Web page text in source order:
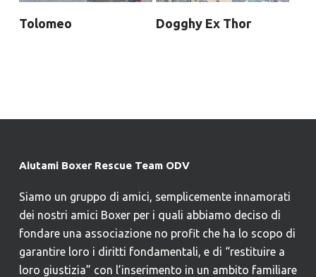
Tolomeo Dogghy Ex Thor
Aiutami Boxer Rescue Team ODV
Siamo un gruppo di amici, semplicemente innamorati
dei nostri amici Boxer per i quali abbiamo deciso di
fondare una associazione no profit che ha lo scopo di
garantire loro i diritti fondamentali, e di “restituire a
loro giustizia” con l’inserimento in un ambito familiare